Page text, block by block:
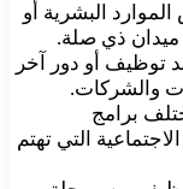
البشرية أو
ميدان ذي صلة.
توظيف أو دور آخر
والشركات.
برامج
التي تهتم